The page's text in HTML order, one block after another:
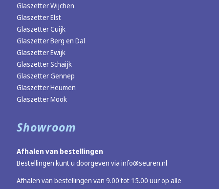
Glaszetter Wijchen
Glaszetter Elst
Glaszetter Cuijk
Glaszetter Berg en Dal
Glaszetter Ewijk
Glaszetter Schaijk
Glaszetter Gennep
Glaszetter Heumen
Glaszetter Mook
Showroom
Afhalen van bestellingen
Bestellingen kunt u doorgeven via info@seuren.nl
Afhalen van bestellingen van 9.00 tot 15.00 uur op alle